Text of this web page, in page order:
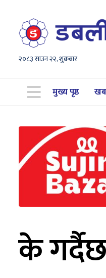
२०८३ साउन २२, शुक्रबार
मुख्य पृष्ठ
के